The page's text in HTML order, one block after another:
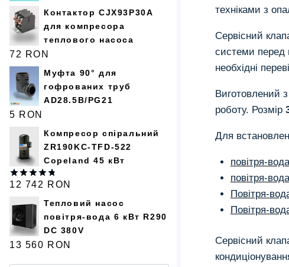
техніками з
Сервісний
системи перед
необхідні
Виготовлений з
роботу. Розмір
Для
повітря-
повітря-
Повітря-
Повітря-
Сервісний
Контактор CJX93P30A
для компресора
теплового насоса
72 RON
Муфта 90° для
гофрованих труб
AD28.5B/PG21
5 RON
Компресор спіральний
ZR190KC-TFD-522
Copeland 45 кВт
Оценка
12 742 RON
Тепловий насос
повітря-вода 6 кВт R290
DC 380V
13 560 RON